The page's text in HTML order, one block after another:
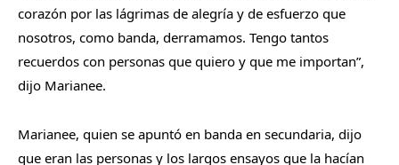
corazón por las lágrimas de alegría y de esfuerzo que
nosotros, como banda, derramamos. Tengo tantos
recuerdos con personas que quiero y que me importan”,
dijo Marianee.
Marianee, quien se apuntó en banda en secundaria, dijo
que eran las personas y los largos ensayos que la hacían